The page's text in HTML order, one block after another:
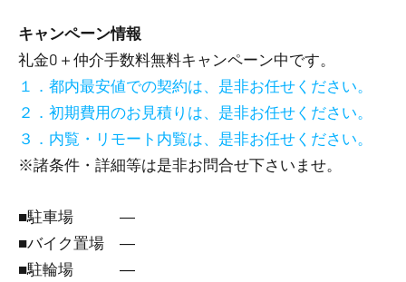
キャンペーン情報
礼金0 ＋ 仲介手数料無料キャンペーン中です。
１．都内最安値での契約は、是非お任せください。
２．初期費用のお見積りは、是非お任せください。
３．内覧・リモート内覧は、是非お任せください。
※諸条件・詳細等は是非お問合せ下さいませ。
■駐車場 ―
■バイク置場 ―
■駐輪場 ―